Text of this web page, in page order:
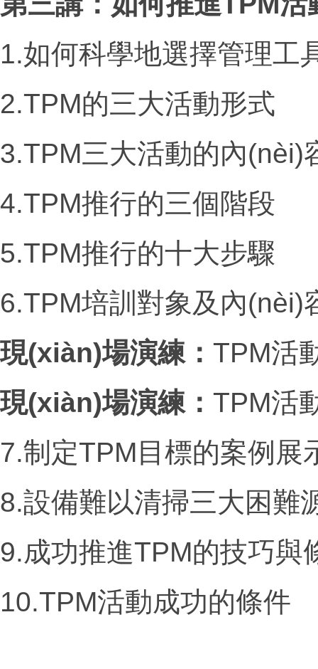
1.如何科學地選擇管理工
2.TPM的三大活動形式
3.TPM三大活動的內(nèi)
4.TPM推行的三個階段
5.TPM推行的十大步驟
6.TPM培訓對象及內(nèi)
現(xiàn)場演練： TPM活
現(xiàn)場演練： TPM活
7.制定TPM 目標的案例展
8.設備難以清掃三大困難
9.成功推進TPM的技巧與
10.TPM活動成功的條件